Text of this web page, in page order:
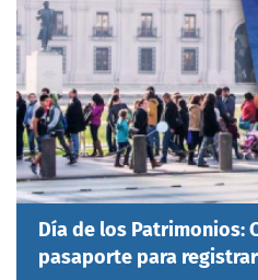
Día de los Patrimonios:
pasaporte para